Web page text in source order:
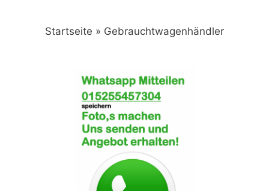
Startseite » Gebrauchtwagenhändler